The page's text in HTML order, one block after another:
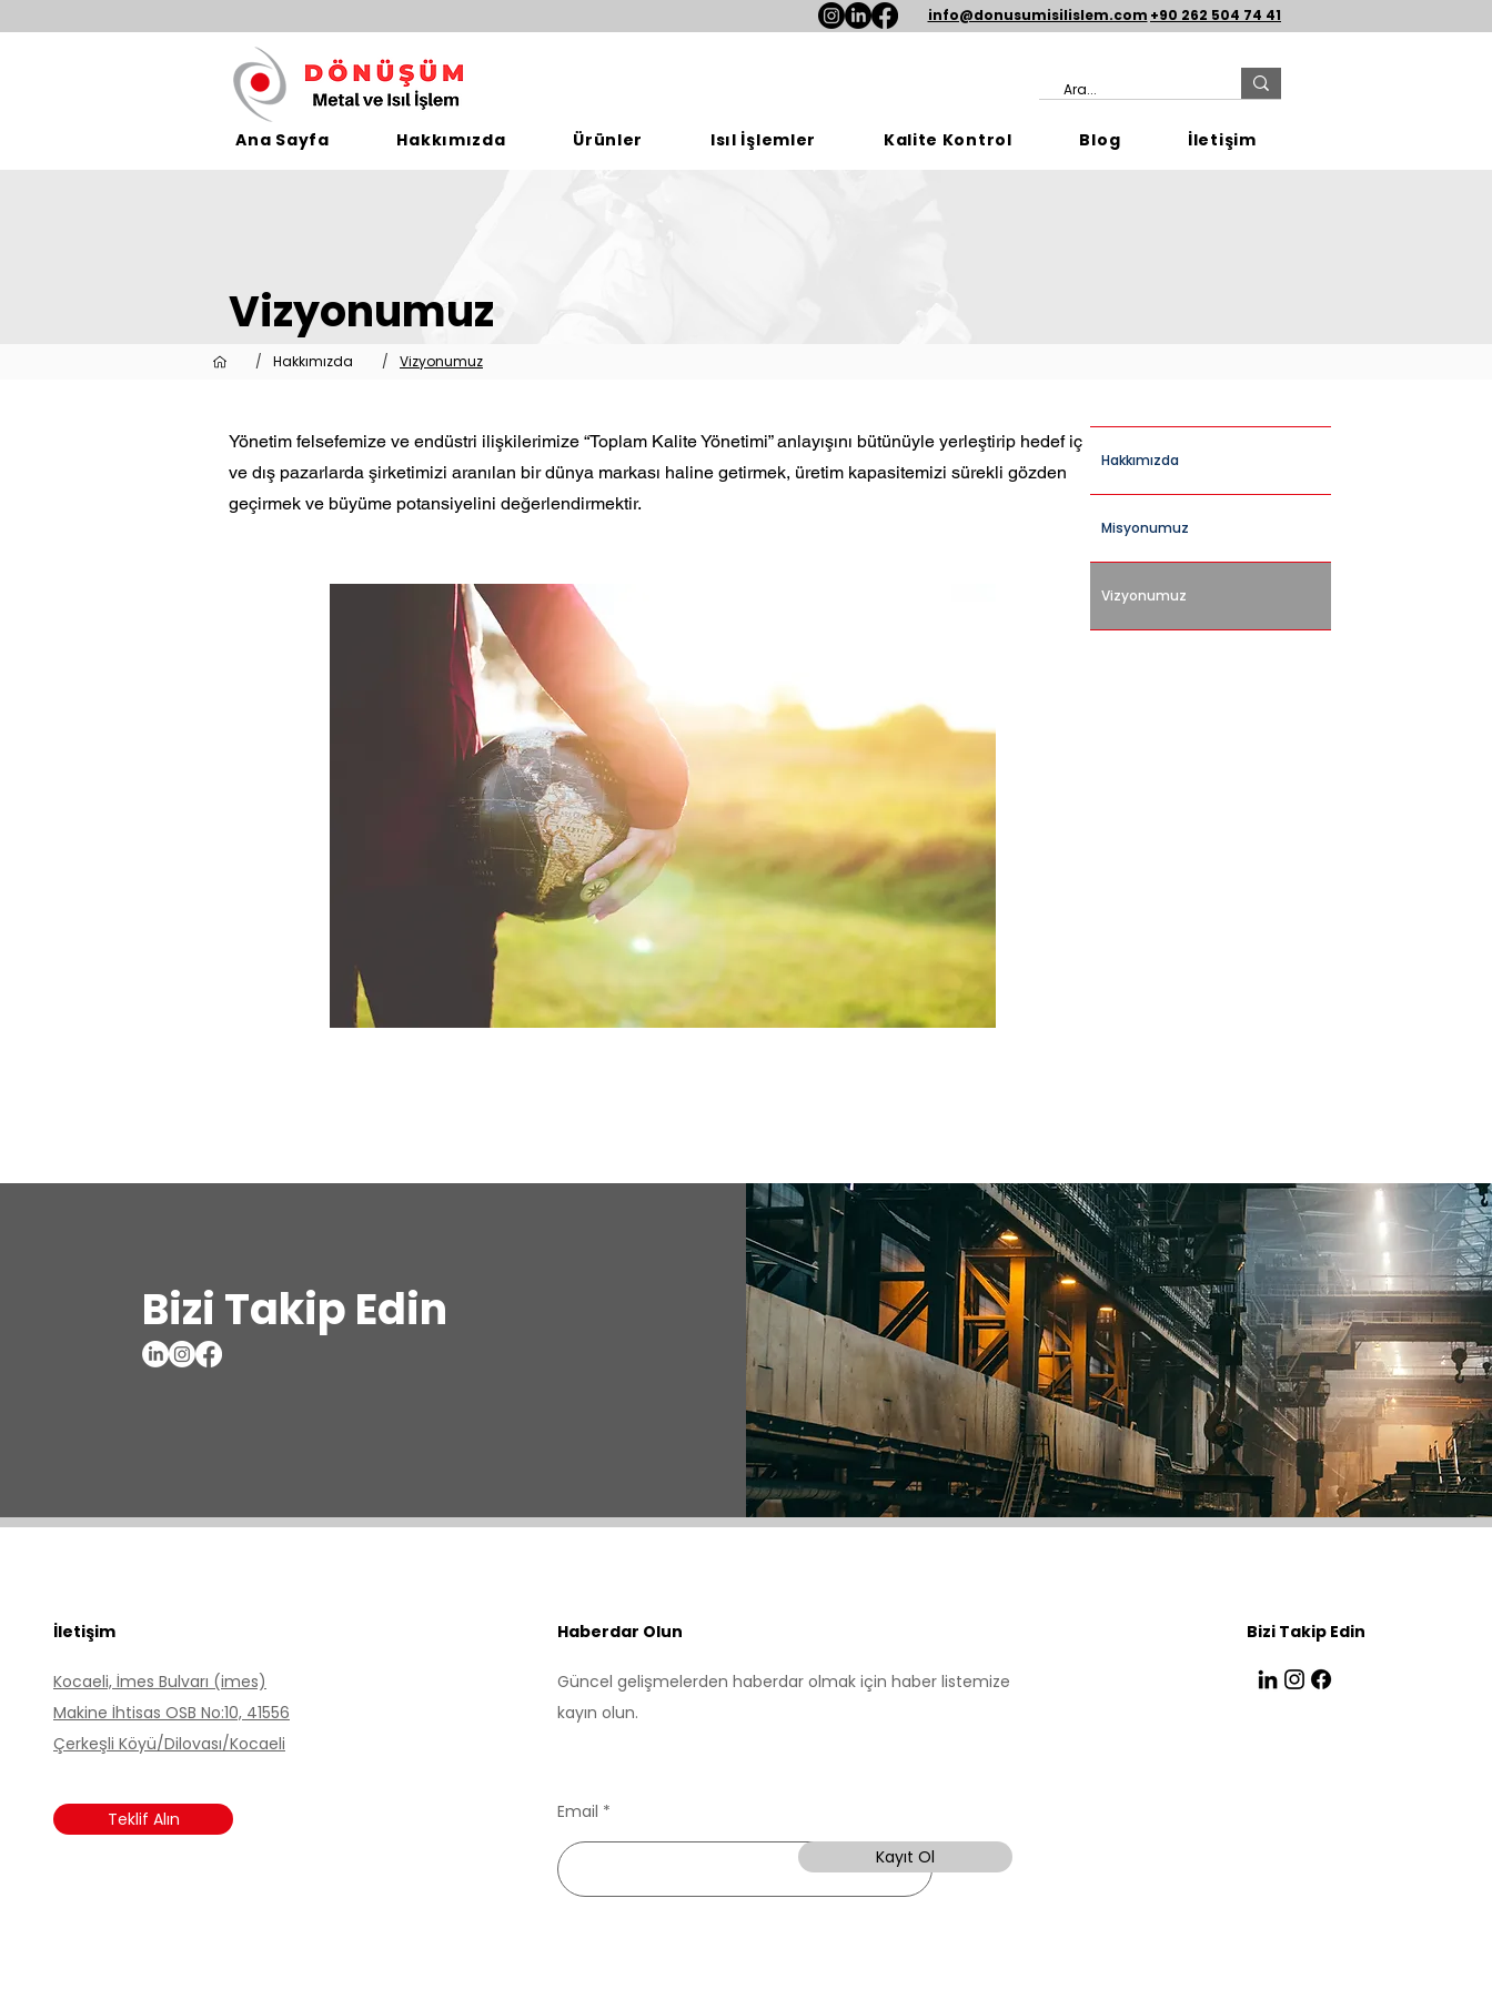
info@donusumisilislem.com +90 262 504 74 41
Ana Sayfa Hakkımızda Ürünler Isıl İşlemler Kalite Kontrol Blog İletişim
Vizyonumuz
/ Hakkımızda / Vizyonumuz
Yönetim felsefemize ve endüstri ilişkilerimize “Toplam Kalite Yönetimi” anlayışını bütünüyle yerleştirip hedef iç
ve dış pazarlarda şirketimizi aranılan bir dünya markası haline getirmek, üretim kapasitemizi sürekli gözden
geçirmek ve büyüme potansiyelini değerlendirmektir.
Hakkımızda
Misyonumuz
Vizyonumuz
Bizi Takip Edin
İletişim
Kocaeli, İmes Bulvarı (imes)
Makine İhtisas OSB No:10, 41556
Çerkeşli Köyü/Dilovası/Kocaeli
Teklif Alın
Haberdar Olun
Güncel gelişmelerden haberdar olmak için haber listemize
kayın olun.
Email
Kayıt Ol
Bizi Takip Edin